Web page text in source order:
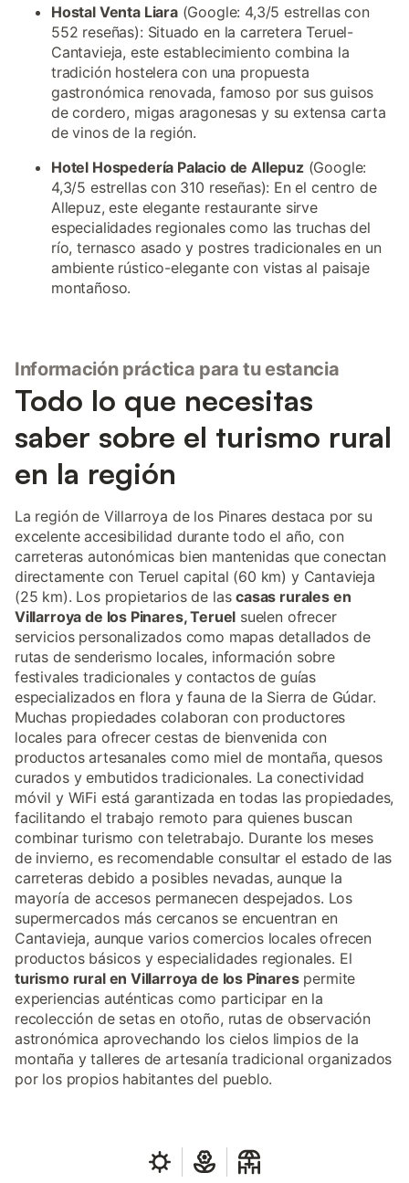
Hostal Venta Liara(Google: 4,3/5 estrellas con
552 reseñas): Situado en la carretera Teruel-
Cantavieja, este establecimiento combina la
tradición hostelera con una propuesta
gastronómica renovada, famoso por sus guisos
de cordero, migas aragonesas y su extensa carta
de vinos de la región.
Hotel Hospedería Palacio de Allepuz(Google:
4,3/5 estrellas con 310 reseñas): En el centro de
Allepuz, este elegante restaurante sirve
especialidades regionales como las truchas del
río, ternasco asado y postres tradicionales en un
ambiente rústico-elegante con vistas al paisaje
montañoso.
Información práctica para tu estancia
Todo lo que necesitas
saber sobre el turismo rural
en la región
La región de Villarroya de los Pinares destaca por su
excelente accesibilidad durante todo el año, con
carreteras autonómicas bien mantenidas que conectan
directamente con Teruel capital (60 km) y Cantavieja
(25 km). Los propietarios de lascasas rurales en
Villarroya de los Pinares, Teruel suelen ofrecer
servicios personalizados como mapas detallados de
rutas de senderismo locales, información sobre
festivales tradicionales y contactos de guías
especializados en flora y fauna de la Sierra de Gúdar.
Muchas propiedades colaboran con productores
locales para ofrecer cestas de bienvenida con
productos artesanales como miel de montaña, quesos
curados y embutidos tradicionales. La conectividad
móvil y WiFi está garantizada en todas las propiedades,
facilitando el trabajo remoto para quienes buscan
combinar turismo con teletrabajo. Durante los meses
de invierno, es recomendable consultar el estado de las
carreteras debido a posibles nevadas, aunque la
mayoría de accesos permanecen despejados. Los
supermercados más cercanos se encuentran en
Cantavieja, aunque varios comercios locales ofrecen
productos básicos y especialidades regionales. El
turismo rural en Villarroya de los Pinarespermite
experiencias auténticas como participar en la
recolección de setas en otoño, rutas de observación
astronómica aprovechando los cielos limpios de la
montaña y talleres de artesanía tradicional organizados
por los propios habitantes del pueblo.